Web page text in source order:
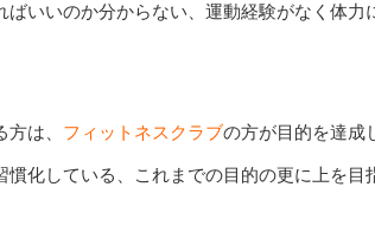
いいのか分からない、運動経験がなく体力
は、 フィットネスクラブの方が目的を達成
化している、これまでの目的の更に上を目